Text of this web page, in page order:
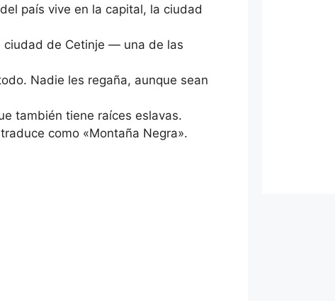
país vive en la capital, la ciudad
ciudad de Cetinje — una de las
Nadie les regaña, aunque sean
también tiene raíces eslavas.
como «Montaña Negra».